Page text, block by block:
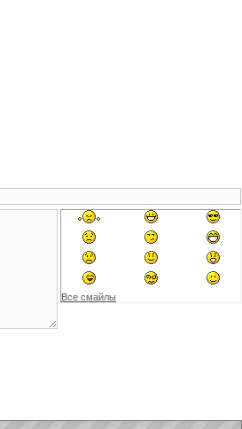
Все смайлы